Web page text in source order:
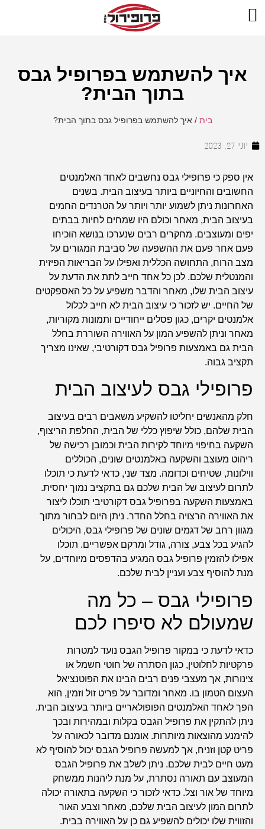
איך להשתמש בפרופיל גבס
בתוך הבית?
בית /איך להשתמש בפרופיל גבס בתוך הבית?
יוני 27, 2023
אין ספק כי פרופילי גבס נחשבים לאחד האלמנטים
החשובים והחיוניים ביותר בעיצוב הבית. בשנים
האחרונות ניתן לשמוע יותר ויותר על הטרנדים החמים
בעיצוב הבית, מאחר וכולם היו שמחים לחיות בבתים
יפים ומעוצבים. מחקרים רבים שנערכו בנושא הוכיחו
פעם אחר פעם את ההשפעה של סביבת המגורים על
מצב הרוח, התחושה הכללית ואפילו על הבריאות הפיזית
והמנטלית שלכם. לכן כל אחד חייב לתת את הדעת על
עיצוב הבית שלו, מאחר והדבר משפיע על כל האספקטים
של החיים. יש לזכור כי עיצוב הבית לא חייב לכלול
אלמנטים יקרים, כגון פסלים ייחודיים ותמונות מקוריות,
מאחר וניתן להשפיע המון על האווירה השוררת בחלל
הבית גם באמצעות פרופיל גבס דקורטיבי, שאינו מצריך
תקציב גבוה.
פרופילי גבס לעיצוב הבית
חלק מהאנשים יחליטו להשקיע משאבים רבים בעיצוב
הבית שלהם, כולל שיפוץ כללי של הבית, החלפת הריצוף,
השקעה בחיפוי מיוחד לקירות הבית וכמובן רכישה של
ריהוט מעוצב והשקעה באלמנטים שונים, הכוללים
ווילונות, שטיחים וכדומה. מצד שני, כדאי לדעת כי תוכלו
לתרום לעיצוב של הבית שלכם גם בתקציב נמוך יחסית.
באמצעות השקעה בפרופיל גבס דקורטיבי תוכלו ליצור
את האווירה הרצויה בחלל החדר. ניתן היום לבחור מתוך
מגוון רחב של דגמים שונים של פרופילי גבס, היכולים
להגיע בכל צבע, צורה, גודל ומרקם אפשריים. תוכלו
אפילו להזמין פרופיל גבס המגיע בהדפסים מיוחדים, על
מנת להוסיף צבע ועניין לבית שלכם.
פרופילי גבס – כל מה
שמעולם לא סיפרו לכם
כדאי לדעת כי במקור פרופיל הגבס נועד למטרות
פרקטיות לחלוטין, כגון הסתרה של חוטי חשמל או
צינורות, אך מעצבי פנים רבים הבינו את הפוטנציאל
העצום הטמון בו. מאחר ומדובר על פריט זול וזמין, הוא
הפך לאחד האלמנטים הפופולאריים ביותר בעיצוב הבית.
ניתן להתקין את פרופיל הגבס בקלות ובמהירות ובכך
להימנע מהוצאות מיותרות. אומנם מדובר לכאורה על
פריט קטן וזניח, אך למעשה פרופיל הגבס יכול להוסיף לא
מעט חיים לבית שלכם. ניתן לשלב את פרופיל הגבס
המעוצב עם תאורה נסתרת, על מנת ליהנות ממשחק
מיוחד של אור וצל. כדאי לזכור כי השקעה בתאורה יכולה
לתרום המון לעיצוב הבית שלכם, מאחר וצבע האור
והזווית שלו יכולים להשפיע גם כן על האווירה בבית.